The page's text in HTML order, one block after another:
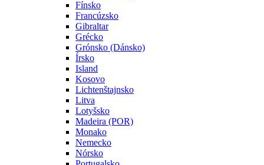
Fínsko
Francúzsko
Gibraltar
Grécko
Grónsko (Dánsko)
Írsko
Island
Kosovo
Lichtenštajnsko
Litva
Lotyšsko
Madeira (POR)
Monako
Nemecko
Nórsko